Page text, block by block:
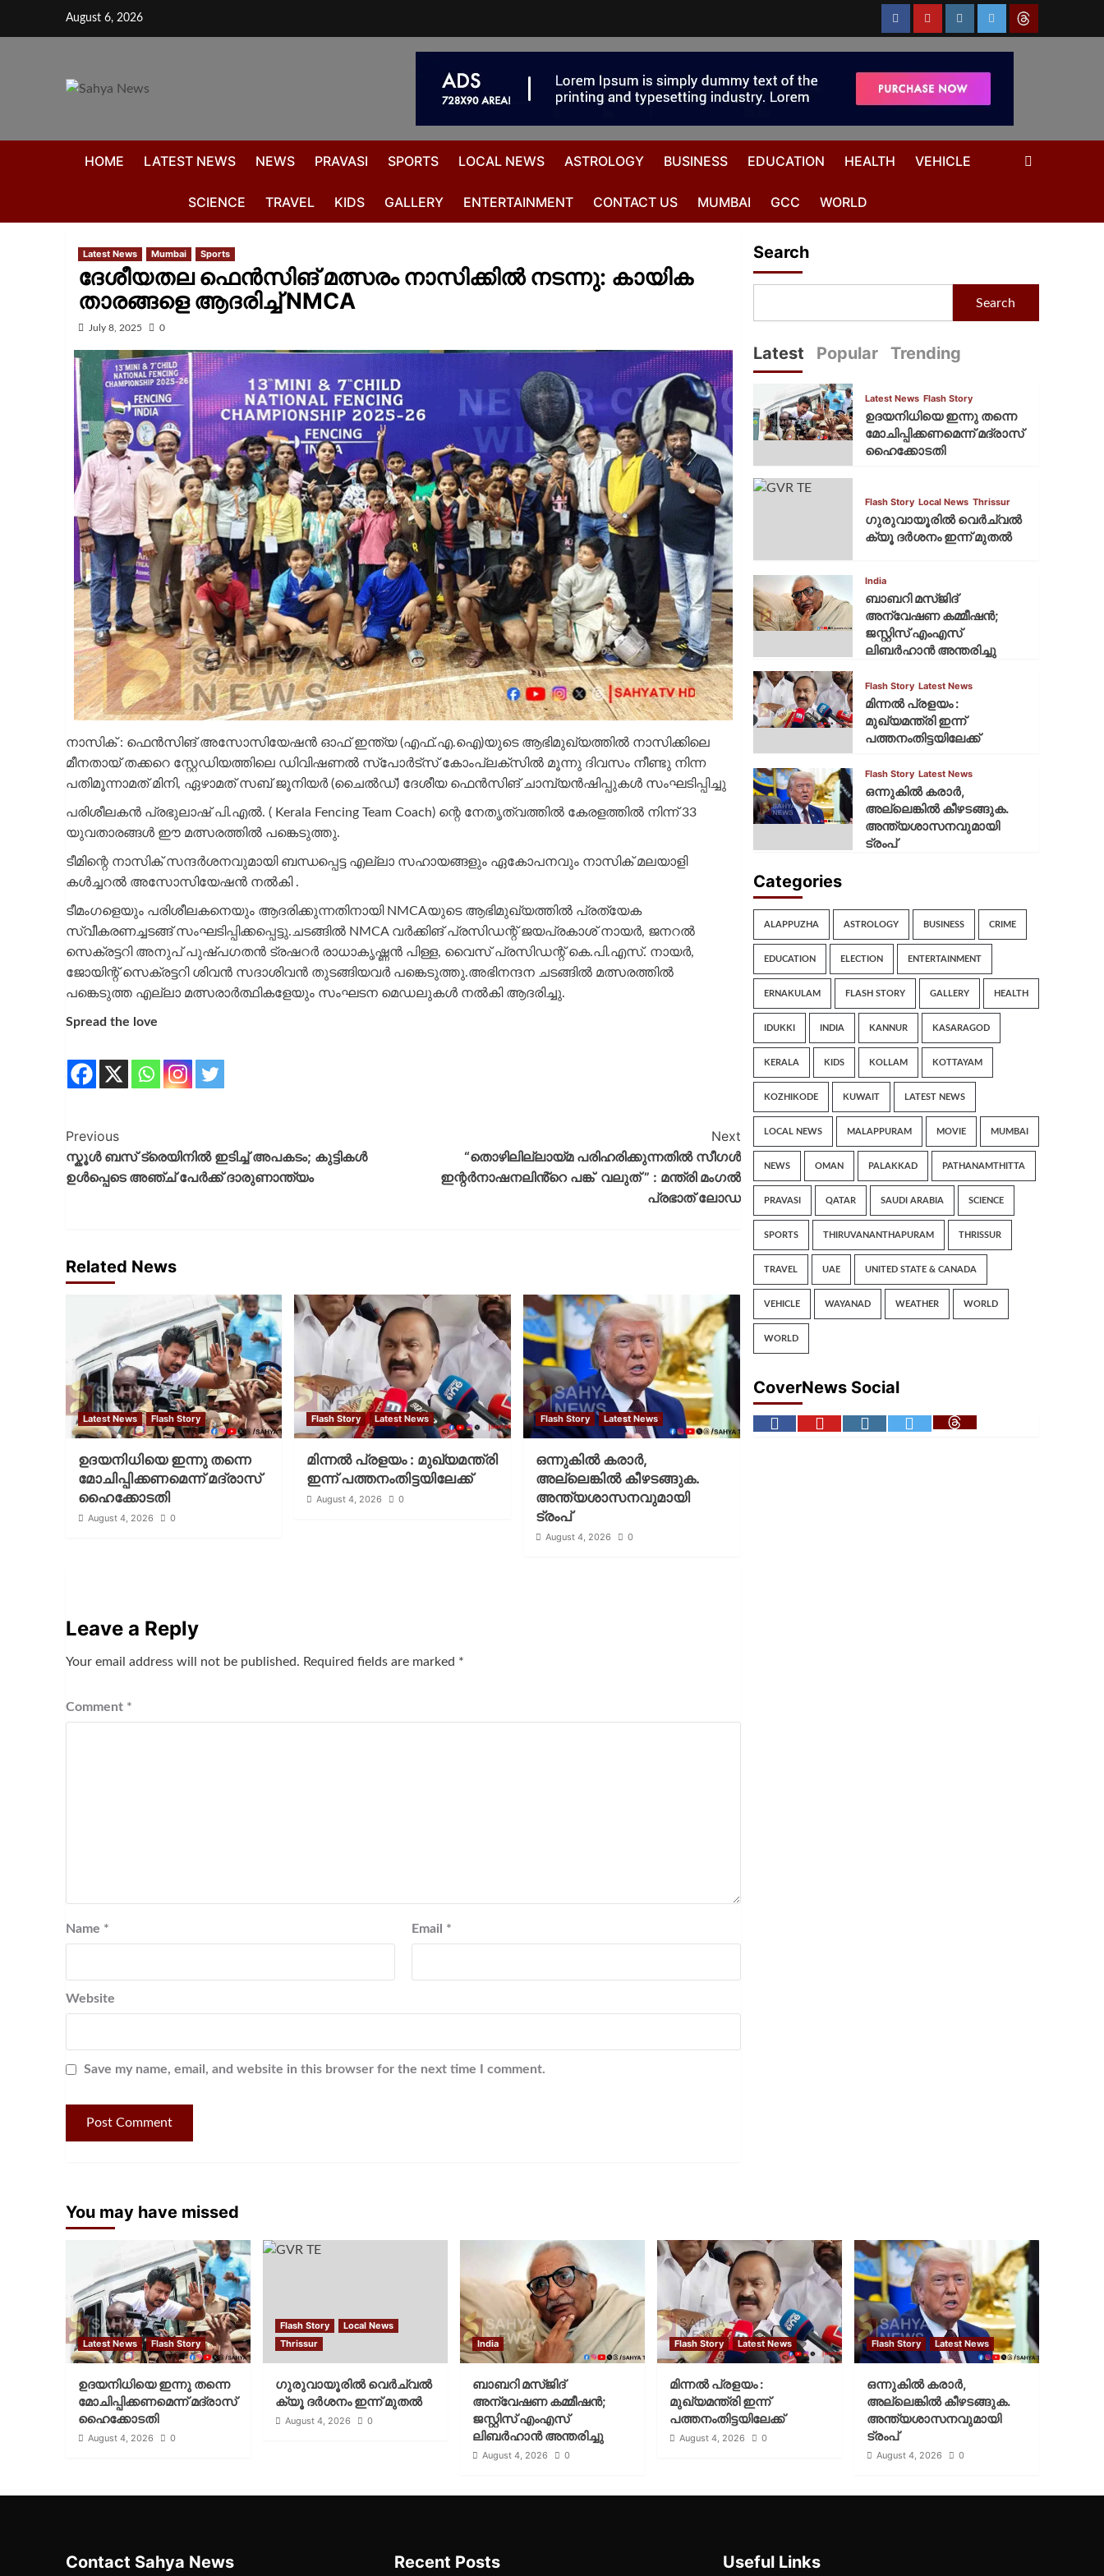
August 6, 2026
HOME LATEST NEWS NEWS PRAVASI SPORTS LOCAL NEWS ASTROLOGY BUSINESS EDUCATION HEALTH VEHICLE
SCIENCE TRAVEL KIDS GALLERY ENTERTAINMENT CONTACT US MUMBAI GCC WORLD
Latest News Mumbai Sports
ദേശീയതല ഫെൻസിങ് മത്സരം നാസിക്കിൽ നടന്നു: കായിക
താരങ്ങളെ ആദരിച്ച്‌ NMCA
July 8, 2025 0
നാസിക് : ഫെൻസിങ് അസോസിയേഷൻ ഓഫ് ഇന്ത്യ (എഫ്‌.എ.ഐ)യുടെ ആഭിമുഖ്യത്തിൽ നാസിക്കിലെ
മീനതായ് തക്കറെ സ്റ്റേഡിയത്തിലെ ഡിവിഷണൽ സ്പോർട്സ് കോംപ്ലക്സിൽ മൂന്നു ദിവസം നീണ്ടു നിന്ന
പതിമൂന്നാമത് മിനി, ഏഴാമത് സബ് ജൂനിയർ (ചൈൽഡ്) ദേശീയ ഫെൻസിങ് ചാമ്പ്യൻഷിപ്പുകൾ സംഘടിപ്പിച്ചു
പരിശീലകൻ പ്രഭുലാഷ് പി.എൽ. ( Kerala Fencing Team Coach) ന്റെ നേതൃത്വത്തിൽ കേരളത്തിൽ നിന്ന് 33
യുവതാരങ്ങൾ ഈ മത്സരത്തിൽ പങ്കെടുത്തു.
ടീമിന്റെ നാസിക് സന്ദർശനവുമായി ബന്ധപ്പെട്ട എല്ലാ സഹായങ്ങളും ഏകോപനവും നാസിക് മലയാളി
കൾച്ചറൽ അസോസിയേഷൻ നൽകി .
ടീമംഗളെയും പരിശീലകനെയും ആദരിക്കുന്നതിനായി NMCAയുടെ ആഭിമുഖ്യത്തിൽ പ്രത്യേക
സ്വീകരണച്ചടങ്ങ് സംഘടിപ്പിക്കപ്പെട്ടു.ചടങ്ങിൽ NMCA വർക്കിങ് പ്രസിഡന്റ് ജയപ്രകാശ് നായർ, ജനറൽ
സെക്രട്ടറി അനുപ് പുഷ്പഗതൻ ട്രഷറർ രാധാകൃഷ്ണൻ പിള്ള, വൈസ് പ്രസിഡന്റ് കെ.പി.എസ്. നായർ,
ജോയിന്റ് സെക്രട്ടറി ശിവൻ സദാശിവൻ തുടങ്ങിയവർ പങ്കെടുത്തു.അഭിനന്ദന ചടങ്ങിൽ മത്സരത്തിൽ
പങ്കെടുത്ത എല്ലാ മത്സരാർത്ഥികളേയും സംഘടന മെഡലുകൾ നൽകി ആദരിച്ചു.
Spread the love
Previous
സ്കൂൾ ബസ് ട്രെയിനിൽ ഇടിച്ച് അപകടം; കുട്ടികൾ
ഉൾപ്പെടെ അഞ്ച് പേർക്ക് ദാരുണാന്ത്യം
Next
“തൊഴിലില്ലായ്‌മ പരിഹരിക്കുന്നതിൽ സീഗൾ
ഇന്റർനാഷനലിൻ്റെ പങ്ക് വലുത് ” : മന്ത്രി മംഗൽ
പ്രഭാത് ലോഡ
Related News
Latest News Flash Story
ഉദയനിധിയെ ഇന്നു തന്നെ
മോചിപ്പിക്കണമെന്ന് മദ്രാസ്
ഹൈക്കോടതി
August 4, 2026 0
Flash Story Latest News
മിന്നല്‍ പ്രളയം : മുഖ്യമന്ത്രി
ഇന്ന് പത്തനംതിട്ടയിലേക്ക്
August 4, 2026 0
Flash Story Latest News
ഒന്നുകില്‍ കരാര്‍,
അല്ലെങ്കില്‍ കീഴടങ്ങുക.
അന്ത്യശാസനവുമായി
ട്രംപ്
August 4, 2026 0
Leave a Reply
Your email address will not be published. Required fields are marked *
Comment *
Name * Email *
Website
Save my name, email, and website in this browser for the next time I comment.
Search
Search
Latest Popular Trending
Latest News Flash Story
ഉദയനിധിയെ ഇന്നു തന്നെ
മോചിപ്പിക്കണമെന്ന് മദ്രാസ്
ഹൈക്കോടതി
Flash Story Local News Thrissur
ഗുരുവായൂരില്‍ വെര്‍ച്വല്‍
ക്യൂ ദര്‍ശനം ഇന്ന് മുതല്‍
India
ബാബറി മസ്ജിദ്
അന്വേഷണ കമ്മീഷന്‍;
ജസ്റ്റിസ് എംഎസ്
ലിബര്‍ഹാന്‍ അന്തരിച്ചു
Flash Story Latest News
മിന്നല്‍ പ്രളയം :
മുഖ്യമന്ത്രി ഇന്ന്
പത്തനംതിട്ടയിലേക്ക്
Flash Story Latest News
ഒന്നുകില്‍ കരാര്‍,
അല്ലെങ്കില്‍ കീഴടങ്ങുക.
അന്ത്യശാസനവുമായി
ട്രംപ്
Categories
ALAPPUZHA ASTROLOGY BUSINESS CRIME
EDUCATION ELECTION ENTERTAINMENT
ERNAKULAM FLASH STORY GALLERY HEALTH
IDUKKI INDIA KANNUR KASARAGOD
KERALA KIDS KOLLAM KOTTAYAM
KOZHIKODE KUWAIT LATEST NEWS
LOCAL NEWS MALAPPURAM MOVIE MUMBAI
NEWS OMAN PALAKKAD PATHANAMTHITTA
PRAVASI QATAR SAUDI ARABIA SCIENCE
SPORTS THIRUVANANTHAPURAM THRISSUR
TRAVEL UAE UNITED STATE & CANADA
VEHICLE WAYANAD WEATHER WORLD
WORLD
CoverNews Social
You may have missed
Latest News Flash Story
ഉദയനിധിയെ ഇന്നു തന്നെ
മോചിപ്പിക്കണമെന്ന് മദ്രാസ്
ഹൈക്കോടതി
August 4, 2026 0
Flash Story
Local News
Thrissur
ഗുരുവായൂരില്‍ വെര്‍ച്വല്‍
ക്യൂ ദര്‍ശനം ഇന്ന് മുതല്‍
August 4, 2026 0
India
ബാബറി മസ്ജിദ്
അന്വേഷണ കമ്മീഷന്‍;
ജസ്റ്റിസ് എംഎസ്
ലിബര്‍ഹാന്‍ അന്തരിച്ചു
August 4, 2026 0
Flash Story Latest News
മിന്നല്‍ പ്രളയം :
മുഖ്യമന്ത്രി ഇന്ന്
പത്തനംതിട്ടയിലേക്ക്
August 4, 2026 0
Flash Story Latest News
ഒന്നുകില്‍ കരാര്‍,
അല്ലെങ്കില്‍ കീഴടങ്ങുക.
അന്ത്യശാസനവുമായി
ട്രംപ്
August 4, 2026 0
Contact Sahya News Recent Posts Useful Links